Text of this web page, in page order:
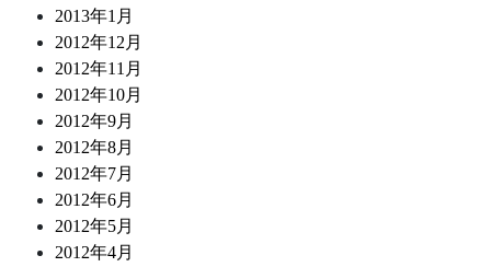
2013年1月
2012年12月
2012年11月
2012年10月
2012年9月
2012年8月
2012年7月
2012年6月
2012年5月
2012年4月